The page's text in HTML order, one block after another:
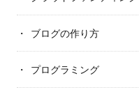
ブログの作り方
プログラミング